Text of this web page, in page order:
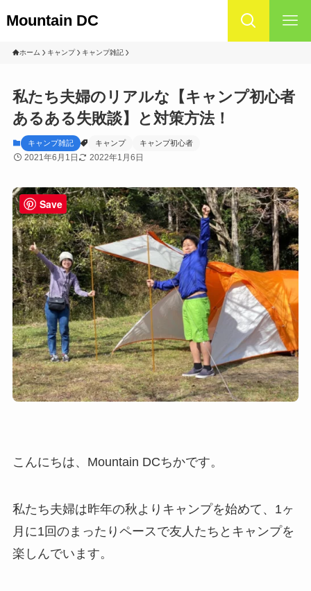
Mountain DC
ホーム キャンプ キャンプ雑記
私たち夫婦のリアルな【キャンプ初心者
あるある失敗談】と対策方法！
キャンプ雑記 キャンプ キャンプ初心者
2021年6月1日 2022年1月6日
こんにちは、Mountain DCちかです。
私たち夫婦は昨年の秋よりキャンプを始めて、1ヶ
月に1回のまったりペースで友人たちとキャンプを
楽しんでいます。
Save